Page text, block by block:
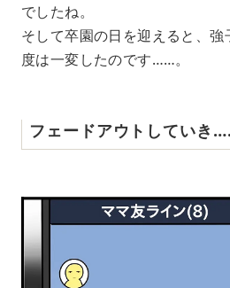
でしたね。
そして卒園の日を迎えると、
度は一変したのです……。
フェードアウトしていき